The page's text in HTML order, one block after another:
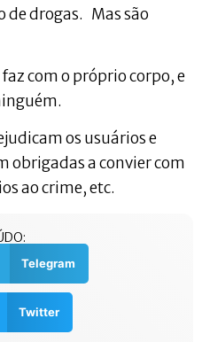
drogas. Mas são
com o próprio corpo, e
os usuários e
obrigadas a convier com
ao crime, etc.
Telegram
Twitter